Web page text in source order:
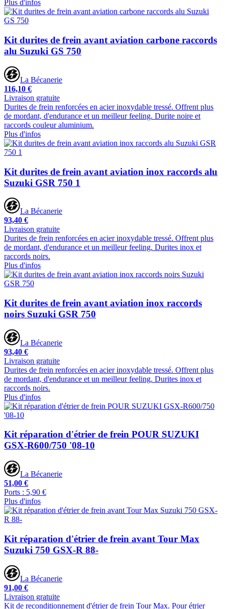
Plus d'infos
Kit durites de frein avant aviation carbone raccords
alu Suzuki GS 750
La Bécanerie
116,10 €
Livraison gratuite
Durites de frein renforcées en acier inoxydable tressé. Offrent plus
de mordant, d'endurance et un meilleur feeling. Durite noire et
raccords couleur aluminium.
Plus d'infos
Kit durites de frein avant aviation inox raccords alu
Suzuki GSR 750 1
La Bécanerie
93,40 €
Livraison gratuite
Durites de frein renforcées en acier inoxydable tressé. Offrent plus
de mordant, d'endurance et un meilleur feeling. Durites inox et
raccords noirs.
Plus d'infos
Kit durites de frein avant aviation inox raccords
noirs Suzuki GSR 750
La Bécanerie
93,40 €
Livraison gratuite
Durites de frein renforcées en acier inoxydable tressé. Offrent plus
de mordant, d'endurance et un meilleur feeling. Durites inox et
raccords noirs.
Plus d'infos
Kit réparation d'étrier de frein POUR SUZUKI
GSX-R600/750 '08-10
La Bécanerie
51,00 €
Ports : 5,90 €
Plus d'infos
Kit réparation d'étrier de frein avant Tour Max
Suzuki 750 GSX-R 88-
La Bécanerie
91,00 €
Livraison gratuite
Kit de reconditionnement d'étrier de frein Tour Max. Pour étrier